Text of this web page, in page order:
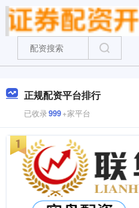
正规配资平台排行
已收录999+家平台